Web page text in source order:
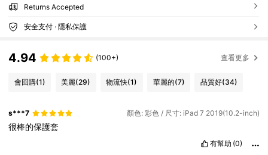
Returns Accepted
安全支付 · 隱私保護
4.94 (100+) 查看更多
會回購(1) 美麗(29) 物流快(1) 華麗的(7) 品質好(34)
s***7 顏色: 彩色 / 尺寸: iPad 7 2019(10.2-inch)
很棒的保護套
有幫助 (0)